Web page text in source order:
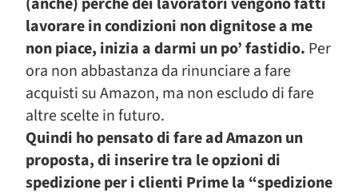
lavorare in condizioni non dignitose a me
non piace, inizia a darmi un po’ fastidio. Per
ora non abbastanza da rinunciare a fare
acquisti su Amazon, ma non escludo di fare
altre scelte in futuro.
Quindi ho pensato di fare ad Amazon un
proposta, di inserire tra le opzioni di
spedizione per i clienti Prime la “spedizione